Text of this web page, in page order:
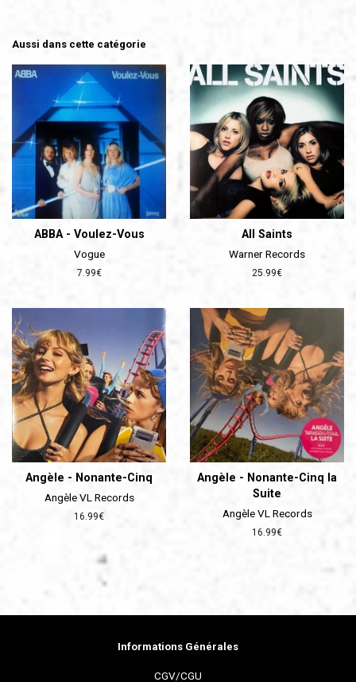
Aussi dans cette catégorie
ABBA - Voulez-Vous
Vogue
Prix
7.99€
All Saints
Warner Records
Prix
25.99€
Angèle - Nonante-Cinq
Angèle VL Records
Prix
16.99€
Angèle - Nonante-Cinq la
Suite
Angèle VL Records
Prix
16.99€
Informations Générales
CGV/CGU